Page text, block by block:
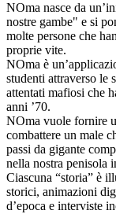
NOma nasce da
nostre gambe" e si
molte persone che
proprie vite.
NOma è
studenti attraverso le
attentati mafiosi che
anni ’70.
NOma vuole fornire
combattere un male
passi da gigante
nella nostra penisola
Ciascuna “storia” è
storici, animazioni
d’epoca e interviste